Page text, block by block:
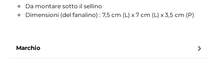
Da montare sotto il sellino
Dimensioni (del fanalino) : 7,5 cm (L) x 7 cm (L) x 3,5 cm (P)
Marchio